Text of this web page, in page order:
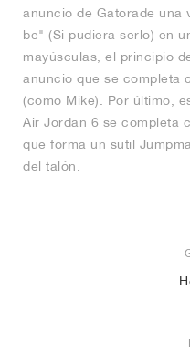
anuncio de Gatorade una
be" (Si pudiera serlo) en
mayúsculas, el principio
anuncio que se completa
(como Mike). Por último,
Air Jordan 6 se completa
que forma un sutil
del talón.